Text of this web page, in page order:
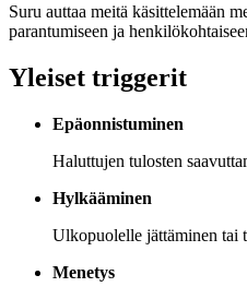
Suru auttaa meitä käsittelemään
parantumiseen ja
Yleiset triggerit
Epäonnistuminen
Haluttujen tulosten
Hylkääminen
Ulkopuolelle jättäminen tai
Menetys